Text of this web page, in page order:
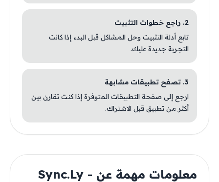
2. راجع خطوات التثبيت
تابع أدلة التثبيت وحل المشاكل قبل البدء إذا كانت
التجربة جديدة عليك.
3. تصفح تطبيقات مشابهة
ارجع إلى صفحة التطبيقات المتوفرة إذا كنت تقارن بين
أكثر من تطبيق قبل الاشتراك.
معلومات مهمة عن Sync.Ly -